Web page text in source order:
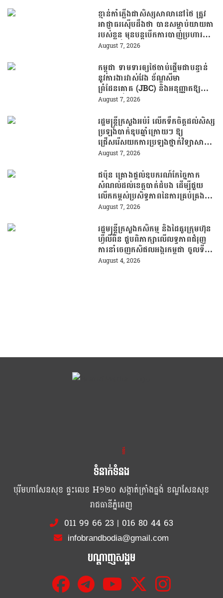
ខ្មាន់កាំភ្លើងជាសិស្សសាលានៅថៃ ត្រូវ
អាជ្ញាធរស៊ើបដឹងថា បានសម្លាប់យាយតា
របស់ខ្លួន មុនបន្តបើកការបាញ់ប្រហារនៅ
សាលារៀន
August 7, 2026
កម្ពុជា ទាមទារឲ្យថៃចាប់ផ្តើមជាបន្ទាន់
នូវការងារវាស់វែង ខ័ណ្ឌសីមា
ព្រំដែនគោគ (JBC) និងអនុញ្ញាតឱ្យ
ពលរដ្ឋភៀសសឹកវិលទៅលំនៅឋានវិញ
August 7, 2026
រដ្ឋមន្រ្តីក្រសួងអប់រំ លើកទឹកចិត្តដល់សិស្ស
ប្រឡងបាក់ឌុបឆ្នាំក្រោយៗ ឱ្យ
ជ្រើសរើសយកការប្រឡងថ្នាក់វិទ្យាសាស្ត្រ
ដើម្បីឆ្លើយតបទៅនឹងតម្រូវការធនធាន
August 7, 2026
ជប៉ុន គ្រោងផ្តល់ឧបករណ៍កែច្នៃកាក
សំណល់ដល់ខេត្តបាត់ដំបង ដើម្បីជួយ
លើកកម្ពស់ប្រសិទ្ធភាពនៃការគ្រប់គ្រង
សំណល់
August 7, 2026
រដ្ឋមន្រ្តីក្រសួងកសិកម្ម និងដៃគូរក្រុមហ៊ុន
ហ្វីលីពីន ជួបពិភាក្សាលើលទ្ធភាពជំរុញ
ការនាំចេញកសិផលអង្ករកម្ពុជា ចូលទី
ផ្សារហ្វីលីពីន
August 4, 2026
ខ្លឹម ខ្លី រហ័ស
ទំនាក់ទំនង
បុរីមហាសែនសុខ ផ្ទះលេខ H១២០ សង្កាត់ក្រាំងធ្នង់ ខណ្ឌសែនសុខ
រាជធានីភ្នំពេញ
011 99 66 23| 016 80 44 63
infobrandbodia@gmail.com
បណ្ដាញសង្គម